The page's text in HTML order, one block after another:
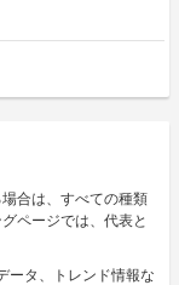
合は、すべての種類
ページでは、代表と
ータ、トレンド情報な